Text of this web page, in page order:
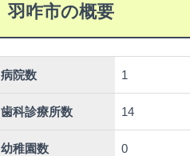
羽咋市の概要
病院数 1
歯科診療所数 14
幼稚園数 0